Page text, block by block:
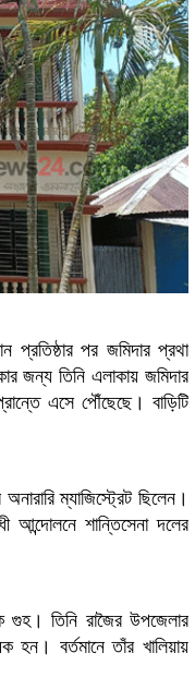
প্রতিষ্ঠার পর জমিদার প্রথা
জন্য তিনি এলাকায় জমিদার
এসে পৌঁছেছে। বাড়িটি
ম্যাজিস্ট্রেট ছিলেন।
আন্দোলনে শান্তিসেনা দলের
গুহ। তিনি রাজৈর উপজেলার
হন। বর্তমানে তাঁর খালিয়ায়